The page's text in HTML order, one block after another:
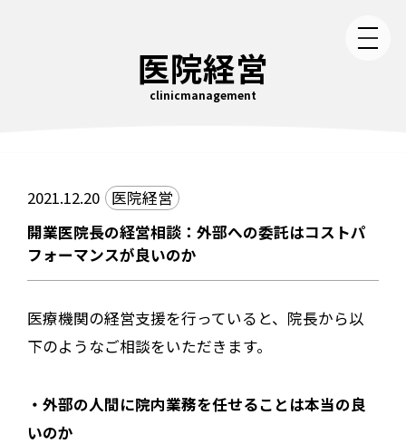
医院経営
clinicmanagement
2021.12.20 医院経営
開業医院長の経営相談：外部への委託はコストパ
フォーマンスが良いのか
医療機関の経営支援を行っていると、院長から以
下のようなご相談をいただきます。
・外部の人間に院内業務を任せることは本当の良
いのか